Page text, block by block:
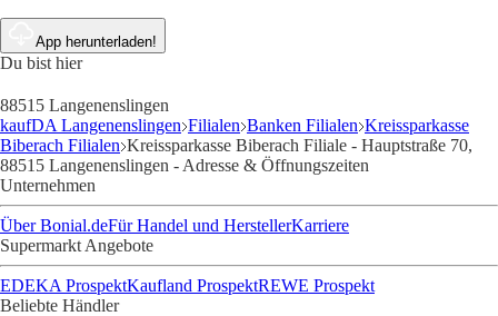
App herunterladen!
Du bist hier
88515 Langenenslingen
kaufDA Langenenslingen Filialen Banken Filialen Kreissparkasse
Biberach Filialen Kreissparkasse Biberach Filiale - Hauptstraße 70,
88515 Langenenslingen - Adresse & Öffnungszeiten
Unternehmen
Über Bonial.deFür Handel und HerstellerKarriere
Supermarkt Angebote
EDEKA ProspektKaufland ProspektREWE Prospekt
Beliebte Händler